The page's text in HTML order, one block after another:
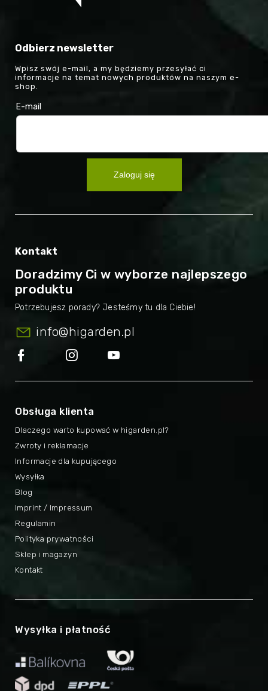
Odbierz newsletter
Wpisz swój e-mail, a my będziemy przesyłać ci
informacje na temat nowych produktów na naszym e-
shop.
E-mail
Zaloguj się
Kontakt
Doradzimy Ci w wyborze najlepszego
produktu
info@higarden.pl
Obsługa klienta
Dlaczego warto kupować w higarden.pl?
Imprint / Impressum
Zwroty i reklamacje
Regulamin
Informacje dla kupującego
Polityka prywatności
Wysyłka
Sklep i magazyn
Blog
Kontakt
Wysyłka i płatność